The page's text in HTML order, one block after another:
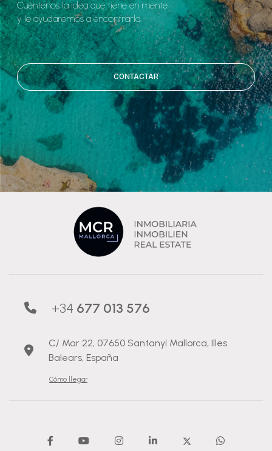
Cuéntenos la idea que tiene en mente
y le ayudaremos a encontrarla.
CONTACTAR
+34 677 013 576
C/ Mar 22, 07650 Santanyí Mallorca, Illes
Balears, España
Cómo llegar